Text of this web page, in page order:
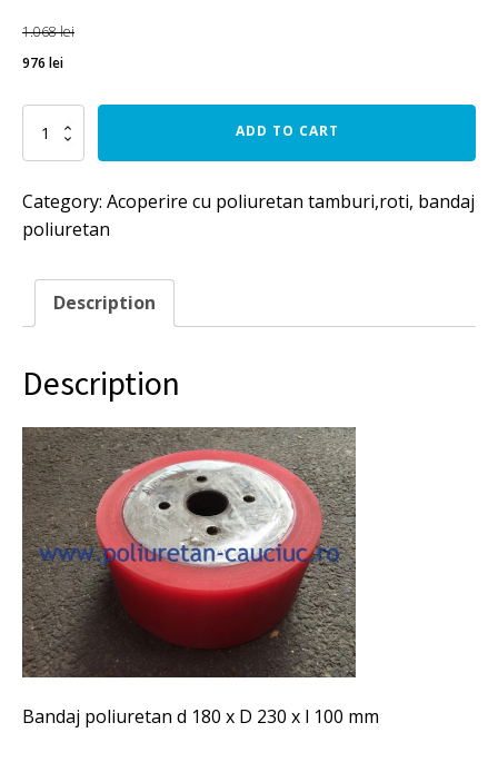
1.068lei
976 lei
Bandaj
poliuretan
d
x
D
ADD TO CART
Category: Acoperire cu poliuretan tamburi,roti, bandaj
poliuretan
Description
Description
Bandaj poliuretan d 180 x D 230 x l 100 mm